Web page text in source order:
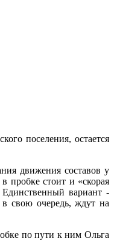
поселения, остается
движения составов у
пробке стоит и «скорая
вариант -
в свою очередь, ждут на
по пути к ним Ольга